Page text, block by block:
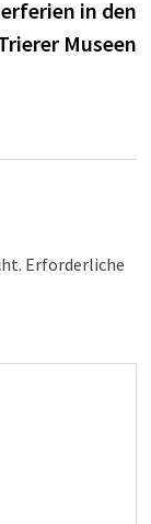
in den
Museen
Erforderliche